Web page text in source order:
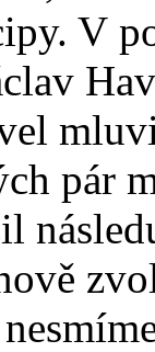
V
pár